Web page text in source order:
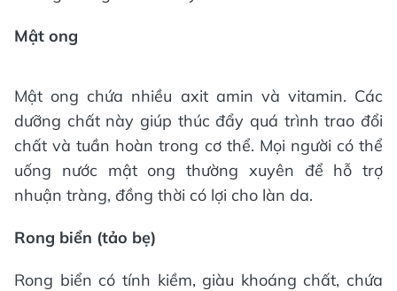
Mật ong
Mật ong chứa nhiều axit amin và vitamin. Các
dưỡng chất này giúp thúc đẩy quá trình trao đổi
chất và tuần hoàn trong cơ thể. Mọi người có thể
uống nước mật ong thường xuyên để hỗ trợ
nhuận tràng, đồng thời có lợi cho làn da.
Rong biển (tảo bẹ)
Rong biển có tính kiềm, giàu khoáng chất, chứa